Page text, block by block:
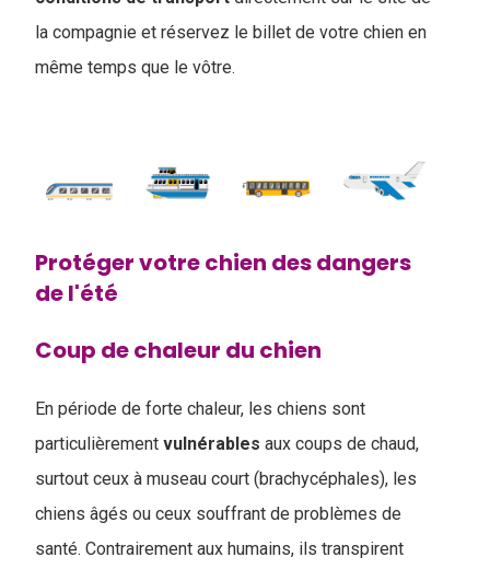
la compagnie et réservez le billet de votre chien en
même temps que le vôtre.
Protéger votre chien des dangers
de l'été
Coup de chaleur du chien
En période de forte chaleur, les chiens sont
particulièrement vulnérables aux coups de chaud,
surtout ceux à museau court (brachycéphales), les
chiens âgés ou ceux souffrant de problèmes de
santé. Contrairement aux humains, ils transpirent